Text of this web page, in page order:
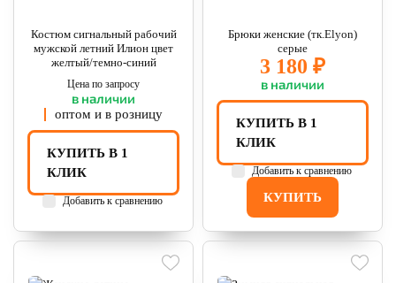
Костюм сигнальный рабочий
мужской летний Илион цвет
желтый/темно-синий
Цена по запросу
в наличии
оптом и в розницу
КУПИТЬ В 1
КЛИК
Добавить к сравнению
Брюки женские (тк.Elyon)
серые
3 180 ₽
в наличии
КУПИТЬ
КУПИТЬ В 1
КЛИК
Добавить к сравнению